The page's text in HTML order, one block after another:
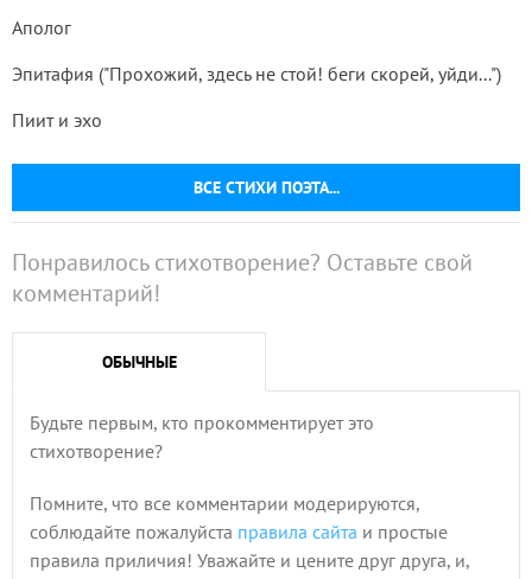
ВСЕ СТИХИ ПОЭТА...
Аполог
Эпитафия ("Прохожий, здесь не стой! беги скорей, уйди...")
Пиит и эхо
Понравилось стихотворение? Оставьте свой
комментарий!
ОБЫЧНЫЕ
Будьте первым, кто прокомментирует это
стихотворение?
Помните, что все комментарии модерируются,
соблюдайте пожалуйста правила сайта и простые
правила приличия! Уважайте и цените друг друга, и,